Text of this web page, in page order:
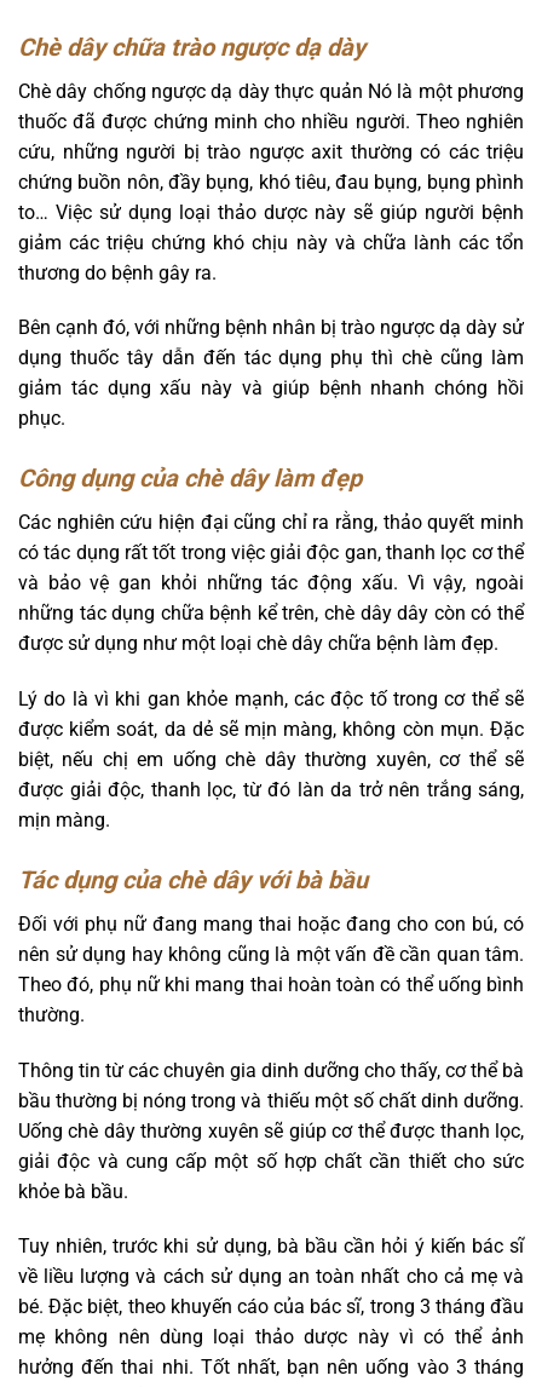
Chè dây chữa trào ngược dạ dày
Chè dây chống ngược dạ dày thực quản Nó là một phương
thuốc đã được chứng minh cho nhiều người. Theo nghiên
cứu, những người bị trào ngược axit thường có các triệu
chứng buồn nôn, đầy bụng, khó tiêu, đau bụng, bụng phình
to… Việc sử dụng loại thảo dược này sẽ giúp người bệnh
giảm các triệu chứng khó chịu này và chữa lành các tổn
thương do bệnh gây ra.
Bên cạnh đó, với những bệnh nhân bị trào ngược dạ dày sử
dụng thuốc tây dẫn đến tác dụng phụ thì chè cũng làm
giảm tác dụng xấu này và giúp bệnh nhanh chóng hồi
phục.
Công dụng của chè dâylàm đẹp
Các nghiên cứu hiện đại cũng chỉ ra rằng, thảo quyết minh
có tác dụng rất tốt trong việc giải độc gan, thanh lọc cơ thể
và bảo vệ gan khỏi những tác động xấu. Vì vậy, ngoài
những tác dụng chữa bệnh kể trên, chè dây dây còn có thể
được sử dụng như một loại chè dây chữa bệnh làm đẹp.
Lý do là vì khi gan khỏe mạnh, các độc tố trong cơ thể sẽ
được kiểm soát, da dẻ sẽ mịn màng, không còn mụn. Đặc
biệt, nếu chị em uống chè dây thường xuyên, cơ thể sẽ
được giải độc, thanh lọc, từ đó làn da trở nên trắng sáng,
mịn màng.
Tác dụng của chè dây với bà bầu
Đối với phụ nữ đang mang thai hoặc đang cho con bú, có
nên sử dụng hay không cũng là một vấn đề cần quan tâm.
Theo đó, phụ nữ khi mang thai hoàn toàn có thể uống bình
thường.
Thông tin từ các chuyên gia dinh dưỡng cho thấy, cơ thể bà
bầu thường bị nóng trong và thiếu một số chất dinh dưỡng.
Uống chè dây thường xuyên sẽ giúp cơ thể được thanh lọc,
giải độc và cung cấp một số hợp chất cần thiết cho sức
khỏe bà bầu.
Tuy nhiên, trước khi sử dụng, bà bầu cần hỏi ý kiến ​​bác sĩ
về liều lượng và cách sử dụng an toàn nhất cho cả mẹ và
bé.Đặc biệt, theo khuyến cáo của bác sĩ, trong 3 tháng đầu
mẹ không nên dùng loại thảo dược này vì có thể ảnh
hưởng đến thai nhi. Tốt nhất, bạn nên uống vào 3 tháng